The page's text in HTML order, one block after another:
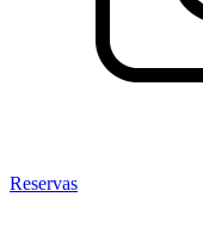
Reservas